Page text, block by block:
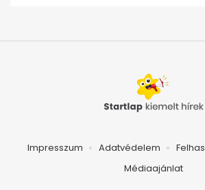
Impresszum Adatvédelem
Médiaajánlat